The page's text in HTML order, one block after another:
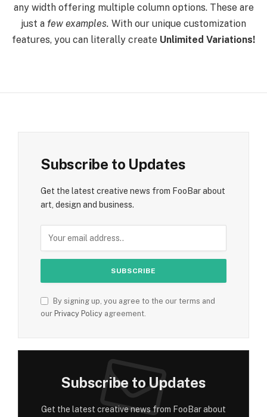
any width offering multiple column options. These are
just a few examples. With our unique customization
features, you can literally create Unlimited Variations!
Subscribe to Updates
Get the latest creative news from FooBar about
art, design and business.
By signing up, you agree to the our terms and
ourPrivacy Policy agreement.
Subscribe to Updates
Get the latest creative news from FooBar about